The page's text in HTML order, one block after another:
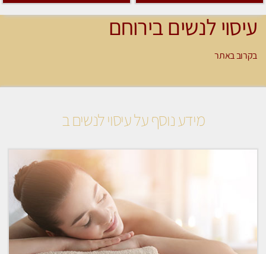
עיסוי לנשים בירוחם
בקרוב באתר
מידע נוסף על עיסוי לנשים ב